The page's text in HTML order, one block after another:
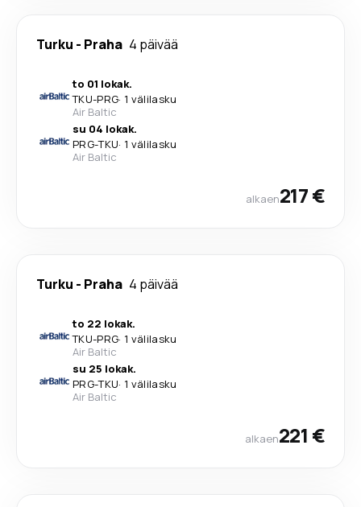
Turku - Praha 4 päivää
to 01 lokak.
TKU-PRG· 1 välilasku
Air Baltic
su 04 lokak.
PRG-TKU· 1 välilasku
Air Baltic
alkaen217 €
Turku - Praha 4 päivää
to 22 lokak.
TKU-PRG· 1 välilasku
Air Baltic
su 25 lokak.
PRG-TKU· 1 välilasku
Air Baltic
alkaen221 €